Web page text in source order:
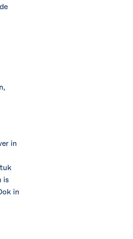
in
is
in